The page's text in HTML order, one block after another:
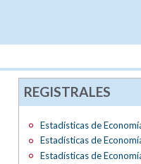
REGISTRALES
Estadísticas de
Estadísticas de
Estadísticas de